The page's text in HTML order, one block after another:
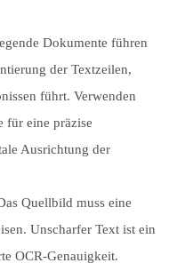
Dokumente führen
der Textzeilen,
führt. Verwenden
für eine präzise
Ausrichtung der
Quellbild muss eine
Unscharfer Text ist ein
OCR-Genauigkeit.